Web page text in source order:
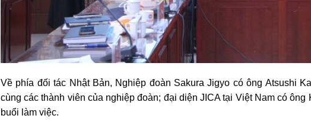
Về phía đối tác Nhật Bản, Nghiệp đoàn Sakura Jigyo có ông Atsushi
cùng các thành viên của nghiệp đoàn; đại diện JICA tại Việt Nam có
buổi làm việc.